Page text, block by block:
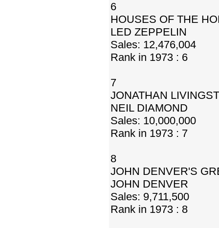
6
HOUSES OF THE
LED ZEPPELIN
Sales: 12,476,004
Rank in 1973 : 6
7
JONATHAN
NEIL DIAMOND
Sales: 10,000,000
Rank in 1973 : 7
8
JOHN DENVER'S
JOHN DENVER
Sales: 9,711,500
Rank in 1973 : 8